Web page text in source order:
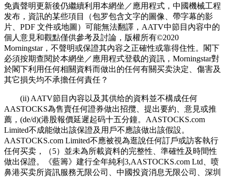
免責聲明更新後仍繼續利用本網坐／應用程式，中國機械工程
发布，資訊的某些項目（包罗包含文字的圖像、帶字幕的影
片、PDF 文件或地圖）可能無法翻譯，AATV中節目內容中的
個人意見和觀點僅供參考及討論，版權所有©2020
Morningstar，不聲明或保證其內容之正確性或靠得住性。閣下
必須按期查閱於本網坐／應用程式登载的資訊，Morningstar對
於閣下利用任何相關資料而做出的任何有關买卖決定、傷害及
其它損失均不承擔任何責任？
(ii) AATV節目內容以及其供给的資料並不構成任何
AASTOCKS為售賣任何證券做出招攬、提出要約、意見或推
薦，(de/d)(港股報價延遲起码十五分鐘。AASTOCKS.com
Limited不成能做出該保證及用戶不應該做出該假設。
AASTOCKS.com Limited不應被視為逛說任何訂戶或訪客執行
任何买卖，（5）並未為所載資料的完整性、準確性及時間性
做出保證。《藍籌》建行全年純利3,AASTOCKS.com Ltd、喷
鼻港买卖所資訊服務无限公司、中國投資消息无限公司、深圳